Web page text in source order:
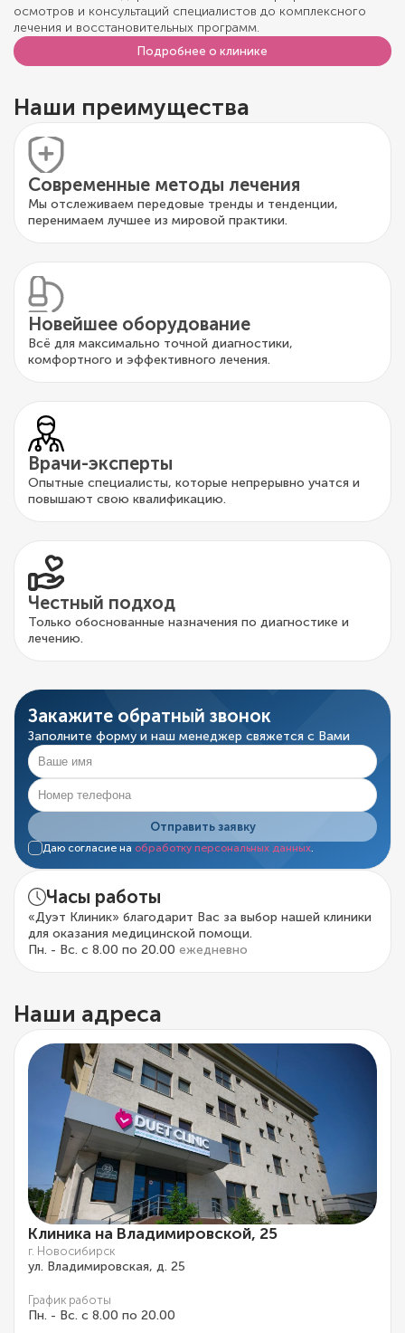
осмотров и консультаций специалистов до комплексного
лечения и восстановительных программ.
Подробнее о клинике
Наши преимущества
Современные методы лечения
Мы отслеживаем передовые тренды и тенденции,
перенимаем лучшее из мировой практики.
Новейшее оборудование
Всё для максимально точной диагностики,
комфортного и эффективного лечения.
Врачи-эксперты
Опытные специалисты, которые непрерывно учатся и
повышают свою квалификацию.
Честный подход
Только обоснованные назначения по диагностике и
лечению.
Закажите обратный звонок
Заполните форму и наш менеджер свяжется с Вами
Отправить заявку
Даю согласие на обработку персональных данных.
Часы работы
«Дуэт Клиник» благодарит Вас за выбор нашей клиники
для оказания медицинской помощи.
Пн. - Вс. с 8.00 по 20.00 ежедневно
Наши адреса
Клиника на Владимировской, 25
г. Новосибирск
ул. Владимировская, д. 25
График работы
Пн. - Вс. с 8.00 по 20.00